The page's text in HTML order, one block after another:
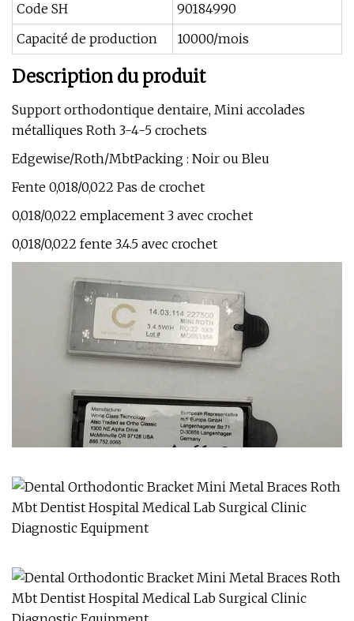
Code SH
90184990
Capacité de production
10000/mois
Description du produit
Support orthodontique dentaire, Mini accolades
métalliques Roth 3-4-5 crochets
Edgewise/Roth/MbtPacking : Noir ou Bleu
Fente 0,018/0,022 Pas de crochet
0,018/0,022 emplacement 3 avec crochet
0,018/0,022 fente 3.4.5 avec crochet